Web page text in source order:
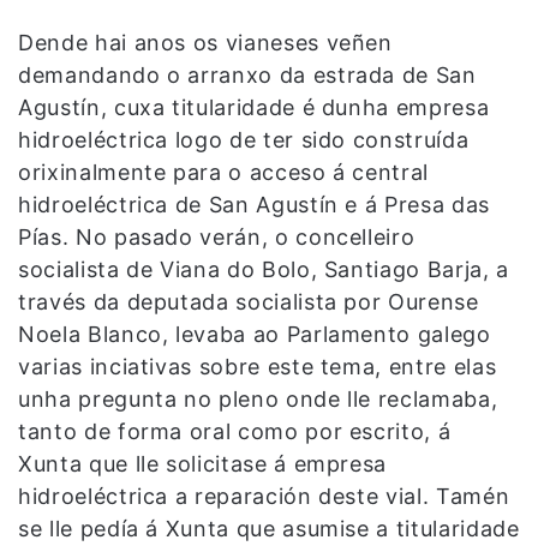
Dende hai anos os vianeses veñen
demandando o arranxo da estrada de San
Agustín, cuxa titularidade é dunha empresa
hidroeléctrica logo de ter sido construída
orixinalmente para o acceso á central
hidroeléctrica de San Agustín e á Presa das
Pías. No pasado verán, o concelleiro
socialista de Viana do Bolo, Santiago Barja, a
través da deputada socialista por Ourense
Noela Blanco, levaba ao Parlamento galego
varias inciativas sobre este tema, entre elas
unha pregunta no pleno onde lle reclamaba,
tanto de forma oral como por escrito, á
Xunta que lle solicitase á empresa
hidroeléctrica a reparación deste vial. Tamén
se lle pedía á Xunta que asumise a titularidade